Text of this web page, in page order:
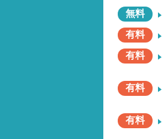
無料
有料
有料
有料
有料